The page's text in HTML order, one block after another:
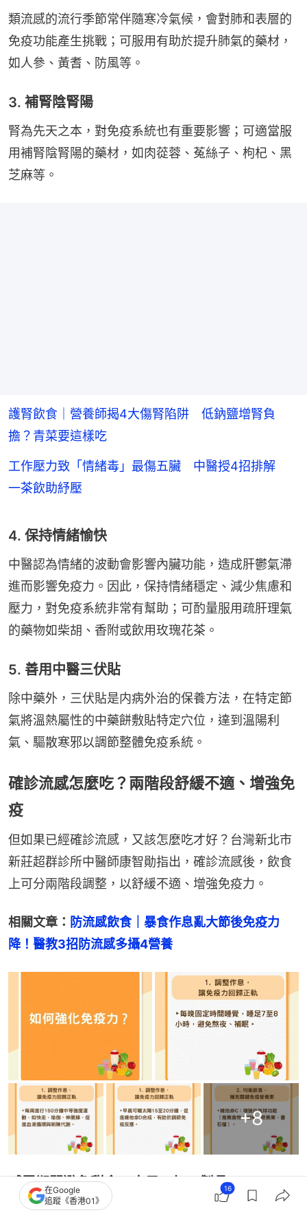
類流感的流行季節常伴隨寒冷氣候，會對肺和表層的
免疫功能產生挑戰；可服用有助於提升肺氣的藥材，
如人參、黃耆、防風等。
3. 補腎陰腎陽
腎為先天之本，對免疫系統也有重要影響；可適當服
用補腎陰腎陽的藥材，如肉蓯蓉、菟絲子、枸杞、黑
芝麻等。
護腎飲食｜營養師揭4大傷腎陷阱 低鈉鹽增腎負
擔？青菜要這樣吃
工作壓力致「情緒毒」最傷五臟 中醫授4招排解
一茶飲助紓壓
4. 保持情緒愉快
中醫認為情緒的波動會影響內臟功能，造成肝鬱氣滯
進而影響免疫力。因此，保持情緒穩定、減少焦慮和
壓力，對免疫系統非常有幫助；可酌量服用疏肝理氣
的藥物如柴胡、香附或飲用玫瑰花茶。
5. 善用中醫三伏貼
除中藥外，三伏貼是内病外治的保養方法，在特定節
氣將溫熱屬性的中藥餅敷貼特定穴位，達到溫陽利
氣、驅散寒邪以調節整體免疫系統。
確診流感怎麼吃？兩階段舒緩不適、增強免
疫
但如果已經確診流感，又該怎麼吃才好？台灣新北市
新莊超群診所中醫師康智勛指出，確診流感後，飲食
上可分兩階段調整，以舒緩不適、增強免疫力。
相關文章： 防流感飲食｜暴食作息亂大節後免疫力
降！醫教3招防流感多攝4營養
+8
感冒期間避免甜食、水果、加工製品
只要有咳嗽、有痰，請儘量避免甜的、水果類，避免
在Google
追蹤《香港01》
16